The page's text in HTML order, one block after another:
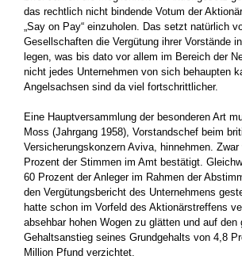
das rechtlich nicht bindende Votum der
„Say on Pay“ einzuholen. Das setzt natürlich
Gesellschaften die Vergütung ihrer Vorstände
legen, was bis dato vor allem im Bereich der
nicht jedes Unternehmen von sich behaupten
Angelsachsen sind da viel fortschrittlicher.
Eine Hauptversammlung der besonderen Art
Moss (Jahrgang 1958), Vorstandschef beim
Versicherungskonzern Aviva, hinnehmen.
Prozent der Stimmen im Amt bestätigt.
60 Prozent der Anleger im Rahmen der
den Vergütungsbericht des Unternehmens
hatte schon im Vorfeld des Aktionärstreffens
absehbar hohen Wogen zu glätten und auf den
Gehaltsanstieg seines Grundgehalts von 4,8
Million Pfund verzichtet.